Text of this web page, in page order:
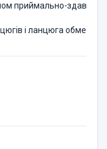
приймально-
і ланцюга